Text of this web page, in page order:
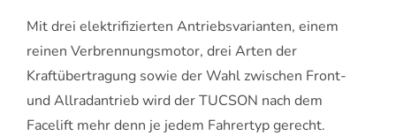
Mit drei elektrifizierten Antriebsvarianten, einem
reinen Verbrennungsmotor, drei Arten der
Kraftübertragung sowie der Wahl zwischen Front-
und Allradantrieb wird der TUCSON nach dem
Facelift mehr denn je jedem Fahrertyp gerecht.